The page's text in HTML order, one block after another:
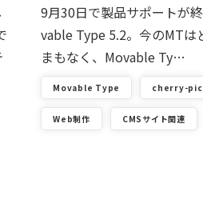
9月30日で製品サポートが
vable Type 5.2。今のMTは
まもなく、Movable Ty…
Movable Type cherry-
Web制作 CMSサイト関連